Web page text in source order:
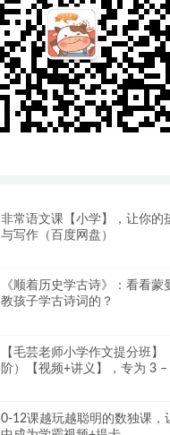
非常语文课【小学】，让你的
与写作（百度网盘）
《顺着历史学古诗》：看看蒙
教孩子学古诗词的？
【毛芸老师小学作文提分班】
阶）【视频+讲义】，专为 3 –
0-12课越玩越聪明的数独课，